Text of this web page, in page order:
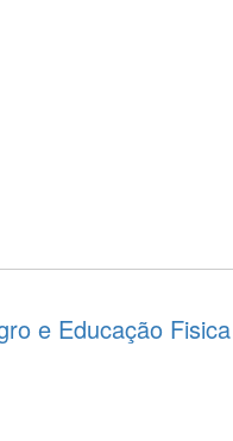
e Educação Fisica